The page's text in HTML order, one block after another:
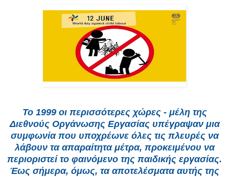
Το 1999 οι περισσότερες χώρες - μέλη της
Διεθνούς Οργάνωσης Εργασίας υπέγραψαν μια
συμφωνία που υποχρέωνε όλες τις πλευρές να
λάβουν τα απαραίτητα μέτρα, προκειμένου να
περιοριστεί το φαινόμενο της παιδικής εργασίας.
Έως σήμερα, όμως, τα αποτελέσματα αυτής της